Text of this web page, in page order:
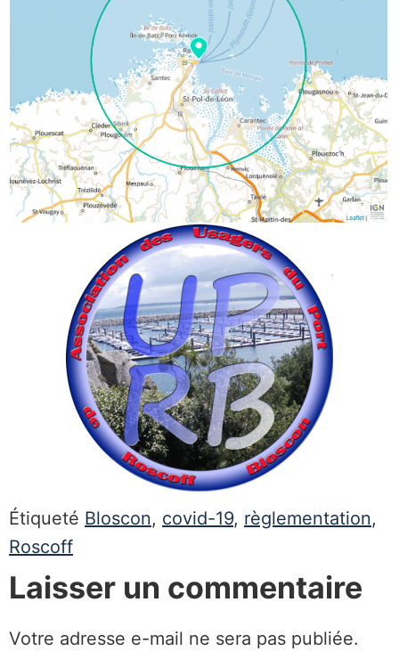
Étiqueté Bloscon, covid-19, règlementation,
Roscoff
Laisser un commentaire
Votre adresse e-mail ne sera pas publiée.